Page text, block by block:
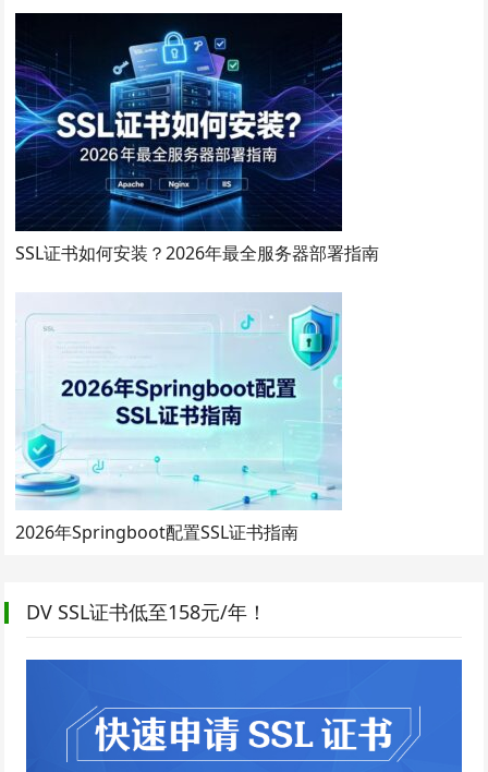
SSL证书如何安装？2026年最全服务器部署指南
2026年Springboot配置SSL证书指南
DV SSL证书低至158元/年！